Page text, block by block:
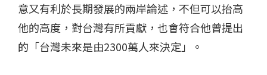
意又有利於長期發展的兩岸論述，不但可以抬高
他的高度，對台灣有所貢獻，也會符合他曾提出
的「台灣未來是由2300萬人來決定」。